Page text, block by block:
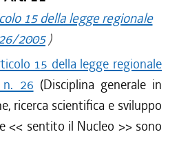
15 della legge regionale
2005)
15 della legge regionale
n. 26 (Disciplina generale in
ricerca scientifica e sviluppo
<< sentito il Nucleo >> sono